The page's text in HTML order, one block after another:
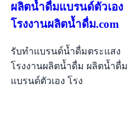
ผลิตน้ำดื่มแบรนด์ตัวเอง
โรงงานผลิตน้ำดื่ม.com
รับทำแบรนด์น้ำดื่มตระแสง
โรงงานผลิตน้ำดื่ม ผลิตน้ำดื่ม
แบรนด์ตัวเอง โรง